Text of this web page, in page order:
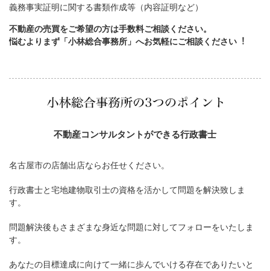
義務事実証明に関する書類作成等（内容証明など）
不動産の売買をご希望の方は手数料ご相談ください。
悩むよりまず「小林総合事務所」へお気軽にご相談ください︕
不動産コンサルタントができる行政書士
名古屋市の店舗出店ならお任せください。
行政書士と宅地建物取引士の資格を活かして問題を解決致しま
す。
問題解決後もさまざまな身近な問題に対してフォローをいたしま
す。
あなたの目標達成に向けて一緒に歩んでいける存在でありたいと